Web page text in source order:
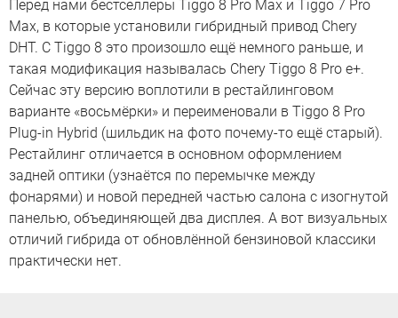
Перед нами бестселлеры Tiggo 8 Pro Max и Tiggo 7 Pro
Max, в которые установили гибридный привод Chery
DHT. C Tiggo 8 это произошло ещё немного раньше, и
такая модификация называлась Chery Tiggo 8 Pro e+.
Сейчас эту версию воплотили в рестайлинговом
варианте «восьмёрки» и переименовали в Тiggo 8 Pro
Plug-in Hybrid (шильдик на фото почему-то ещё старый).
Рестайлинг отличается в основном оформлением
задней оптики (узнаётся по перемычке между
фонарями) и новой передней частью салона с изогнутой
панелью, объединяющей два дисплея. А вот визуальных
отличий гибрида от обновлённой бензиновой классики
практически нет.